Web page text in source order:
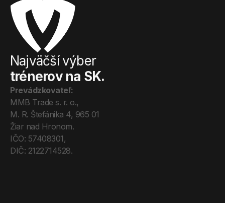
Najväčší výber
trénerov na SK.
Prevádzkovateľ:
MMB Trade s. r. o.,
M. R. Štefánika 4, 965 01
Žiar nad Hronom.
IČO: 57408301,
DIČ: 2122714528.